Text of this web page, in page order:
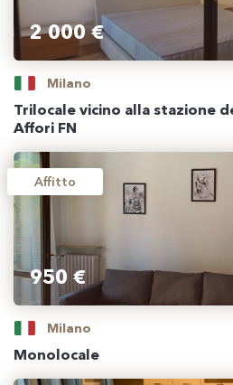
2 000 €
Milano
Trilocale vicino alla stazione
Affori FN
Affitto
950 €
Milano
Monolocale